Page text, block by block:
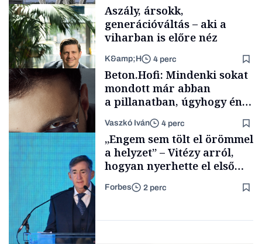
Energia
TÁMOGATÓI
TARTALOM
Aszály, ársokk,
generációváltás – aki a
viharban is előre néz
K&amp;H 4 perc
Forbes-sztori
Beton.Hofi: Mindenki sokat
mondott már abban
a pillanatban, úgyhogy én
a legsarkosabb
gondolataimat akartam
kimondani
Vaszkó Iván 4 perc
„Engem sem tölt el örömmel
a helyzet” – Vitézy arról,
hogyan nyerhette el első
tenderét Mészárosék cége a
Tisza-kormány alatt
Forbes 2 perc